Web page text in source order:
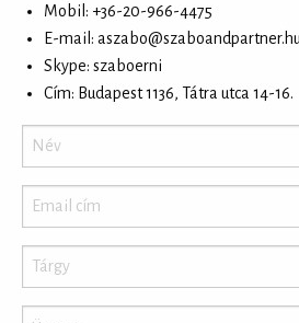
Mobil: +36-20-966-4475
E-mail:
Skype: szaboerni
Cím: Budapest 1136, Tátra utca 14-16.